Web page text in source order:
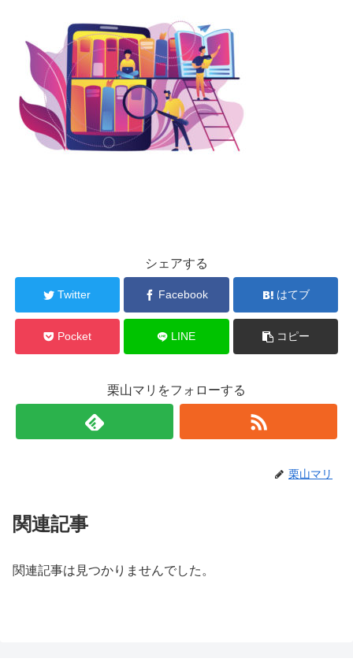
シェアする
Twitter Facebook はてブ
Pocket LINE コピー
栗山マリをフォローする
栗山マリ
関連記事
関連記事は見つかりませんでした。